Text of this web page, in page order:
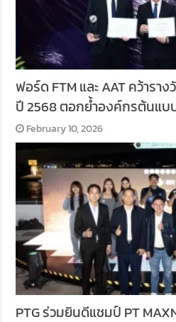
ฟอร์ด FTM และ AAT คว้ารา
ปี 2568 ตอกย้ำองค์กรต้นแ
February 10, 2026
PTG ร่วมยินดีแชมป์ PT